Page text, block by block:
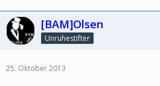
[BAM]Olsen
Unruhestifter
25. Oktober 2013